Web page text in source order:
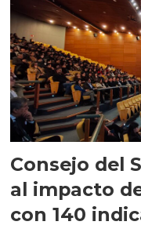
Consejo del
al impacto
con 140